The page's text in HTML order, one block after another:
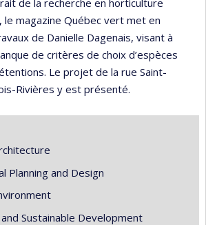
le magazine Québec vert met en
de Danielle Dagenais, visant à
de critères de choix d’espèces
Le projet de la rue Saint-
Rivières y est présenté.
Planning and Design
Sustainable Development